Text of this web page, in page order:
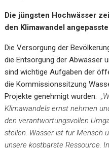
Die jüngsten Hochwässer
den Klimawandel
Die Versorgung der
die Entsorgung der Abwässer
sind wichtige Aufgaben der
die Kommissionssitzung
Projekte genehmigt wurden.
Klimawandels ernst nehmen
den verantwortungsvollen
stellen. Wasser ist für Mensch
unsere kostbarste Ressource.